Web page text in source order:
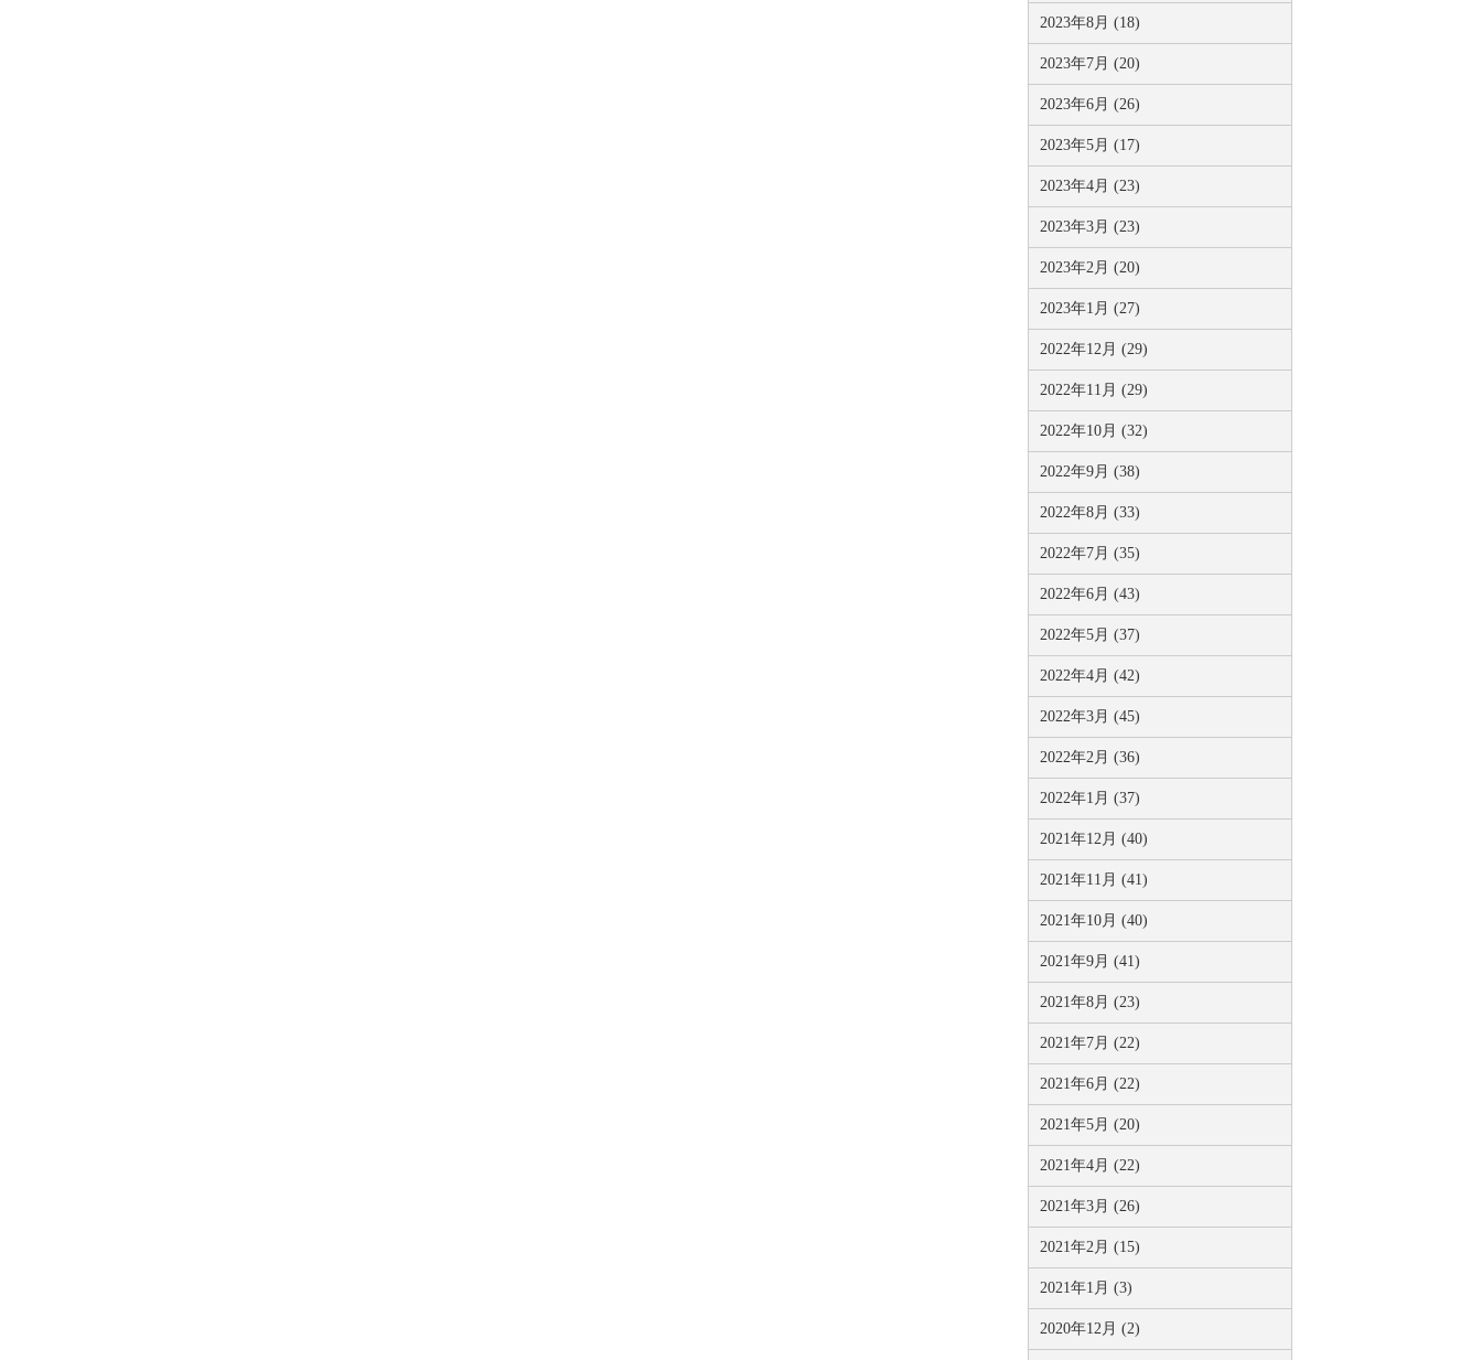
2023年8月 (18)
2023年7月 (20)
2023年6月 (26)
2023年5月 (17)
2023年4月 (23)
2023年3月 (23)
2023年2月 (20)
2023年1月 (27)
2022年12月 (29)
2022年11月 (29)
2022年10月 (32)
2022年9月 (38)
2022年8月 (33)
2022年7月 (35)
2022年6月 (43)
2022年5月 (37)
2022年4月 (42)
2022年3月 (45)
2022年2月 (36)
2022年1月 (37)
2021年12月 (40)
2021年11月 (41)
2021年10月 (40)
2021年9月 (41)
2021年8月 (23)
2021年7月 (22)
2021年6月 (22)
2021年5月 (20)
2021年4月 (22)
2021年3月 (26)
2021年2月 (15)
2021年1月 (3)
2020年12月 (2)